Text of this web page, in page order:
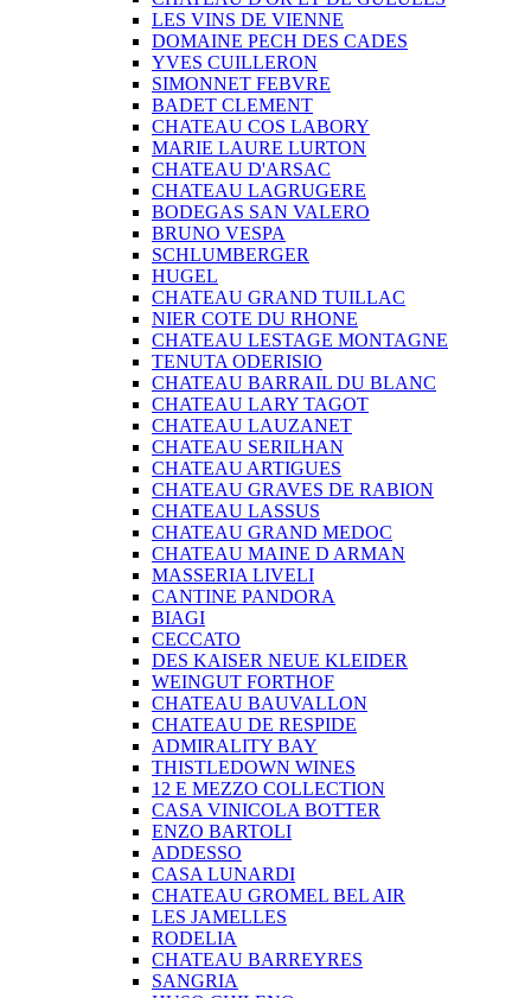
LES VINS DE VIENNE
DOMAINE PECH DES CADES
YVES CUILLERON
SIMONNET FEBVRE
BADET CLEMENT
CHATEAU COS LABORY
MARIE LAURE LURTON
CHATEAU D'ARSAC
CHATEAU LAGRUGERE
BODEGAS SAN VALERO
BRUNO VESPA
SCHLUMBERGER
HUGEL
CHATEAU GRAND TUILLAC
NIER COTE DU RHONE
CHATEAU LESTAGE MONTAGNE
TENUTA ODERISIO
CHATEAU BARRAIL DU BLANC
CHATEAU LARY TAGOT
CHATEAU LAUZANET
CHATEAU SERILHAN
CHATEAU ARTIGUES
CHATEAU GRAVES DE RABION
CHATEAU LASSUS
CHATEAU GRAND MEDOC
CHATEAU MAINE D ARMAN
MASSERIA LIVELI
CANTINE PANDORA
BIAGI
CECCATO
DES KAISER NEUE KLEIDER
WEINGUT FORTHOF
CHATEAU BAUVALLON
CHATEAU DE RESPIDE
ADMIRALITY BAY
THISTLEDOWN WINES
12 E MEZZO COLLECTION
CASA VINICOLA BOTTER
ENZO BARTOLI
ADDESSO
CASA LUNARDI
CHATEAU GROMEL BEL AIR
LES JAMELLES
RODELIA
CHATEAU BARREYRES
SANGRIA